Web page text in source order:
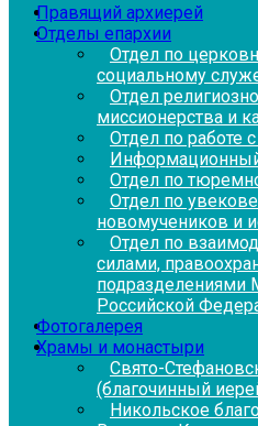
Правящий архиерей
Отделы епархии
Отдел по
социальному
Отдел
миссионерства и
Отдел по работе
Отдел по
Отдел по
новомучеников и
Отдел по
силами,
подразделениями
Российской
Фотогалерея
Храмы и монастыри
Свято-
(благочинный
Никольское